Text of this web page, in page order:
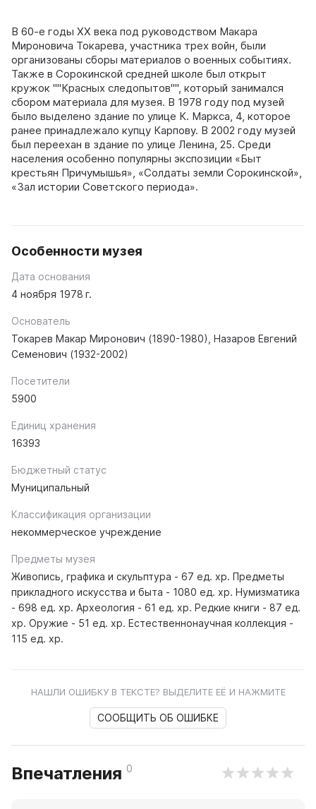
В 60-е годы ХХ века под руководством Макара
Мироновича Токарева, участника трех войн, были
организованы сборы материалов о военных событиях.
Также в Сорокинской средней школе был открыт
кружок ""Красных следопытов"", который занимался
сбором материала для музея. В 1978 году под музей
было выделено здание по улице К. Маркса, 4, которое
ранее принадлежало купцу Карпову. В 2002 году музей
был переехан в здание по улице Ленина, 25. Среди
населения особенно популярны экспозиции «Быт
крестьян Причумышья», «Солдаты земли Сорокинской»,
«Зал истории Советского периода».
Особенности музея
Дата основания
4 ноября 1978 г.
Основатель
Токарев Макар Миронович (1890-1980), Назаров Евгений
Семенович (1932-2002)
Посетители
5900
Единиц хранения
16393
Бюджетный статус
Муниципальный
Классификация организации
некоммерческое учреждение
Предметы музея
Живопись, графика и скульптура - 67 ед. хр. Предметы
прикладного искусства и быта - 1080 ед. хр. Нумизматика
- 698 ед. хр. Археология - 61 ед. хр. Редкие книги - 87 ед.
хр. Оружие - 51 ед. хр. Естественнонаучная коллекция -
115 ед. хр.
НАШЛИ ОШИБКУ В ТЕКСТЕ? ВЫДЕЛИТЕ ЕЁ И НАЖМИТЕ
СООБЩИТЬ ОБ ОШИБКЕ
Впечатления 0